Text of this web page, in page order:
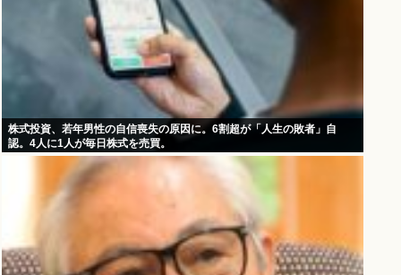
株式投資、若年男性の自信喪失の原因に。6割超が「人生の敗者」自
認。4人に1人が毎日株式を売買。